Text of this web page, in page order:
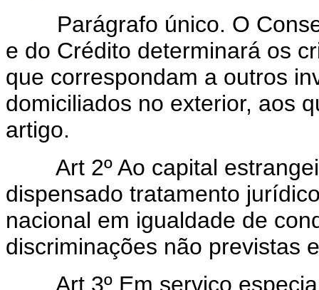
Parágrafo único. O
e do Crédito determinará os
que correspondam a outros
domiciliados no exterior, aos
artigo.
Art 2º Ao capital
dispensado tratamento
nacional em igualdade de
discriminações não previstas
Art 3º Em serviço especial